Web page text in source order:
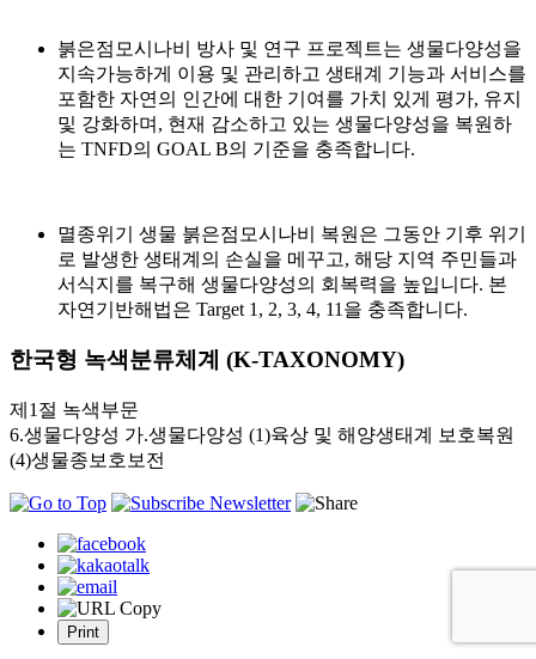
붉은점모시나비 방사 및 연구 프로젝트는 생물다양성을
지속가능하게 이용 및 관리하고 생태계 기능과 서비스를
포함한 자연의 인간에 대한 기여를 가치 있게 평가, 유지
및 강화하며, 현재 감소하고 있는 생물다양성을 복원하
는 TNFD의 GOAL B의 기준을 충족합니다.
멸종위기 생물 붉은점모시나비 복원은 그동안 기후 위기
로 발생한 생태계의 손실을 메꾸고, 해당 지역 주민들과
서식지를 복구해 생물다양성의 회복력을 높입니다. 본
자연기반해법은 Target 1, 2, 3, 4, 11을 충족합니다.
한국형 녹색분류체계 (K-TAXONOMY)
제1절 녹색부문
6.생물다양성 가.생물다양성 (1)육상 및 해양생태계 보호복원
(4)생물종보호보전